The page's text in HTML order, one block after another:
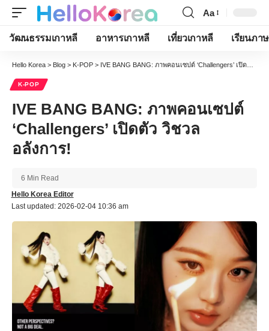
Font
Resizer
Aa
วัฒนธรรมเกาหลี อาหารเกาหลี เที่ยวเกาหลี เรียนภา
Hello Korea > Blog > K-POP > IVE BANG BANG: ภาพคอนเซปต์ ‘Challengers’ เปิดตัว วิชวลอลังการ!
K-POP
IVE BANG BANG: ภาพคอนเซปต์
‘Challengers’ เปิดตัว วิชวล
อลังการ!
Last updated: 2026-02-04 10:36 am
Hello Korea Editor
6 Min Read